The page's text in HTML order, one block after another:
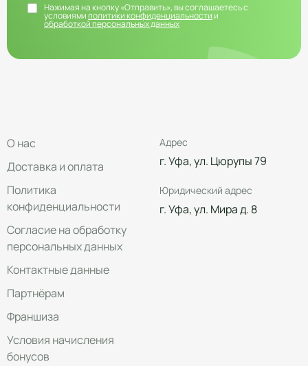
Нажимая на кнопку «Отправить», вы соглашаетесь с
условиямиполитики конфиденциальностии
обработкой персональных данных
О нас
Доставка и оплата
Политика
конфиденциальности
Согласие на обработку
персональных данных
Контактные данные
Партнёрам
Франшиза
Условия начисления
бонусов
Адрес
г. Уфа, ул. Цюрупы 79
Юридический адрес
г. Уфа, ул. Мира д. 8